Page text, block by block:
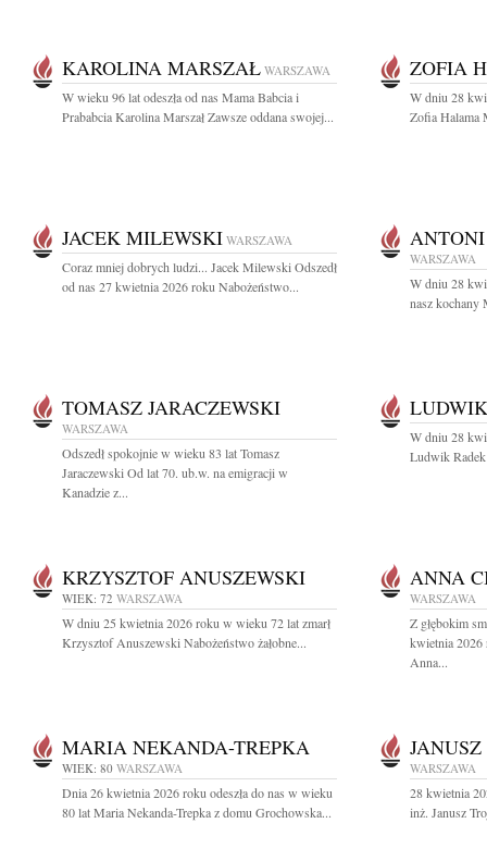
KAROLINA MARSZAŁ WARSZAWA
W wieku 96 lat odeszła od nas Mama Babcia i
Prababcia Karolina Marszał Zawsze oddana swojej...
ZOFIA
W dniu 28
Zofia Halama
JACEK MILEWSKI WARSZAWA
Coraz mniej dobrych ludzi... Jacek Milewski Odszedł
od nas 27 kwietnia 2026 roku Nabożeństwo...
WARSZAWA
W dniu 28
nasz kochany
TOMASZ JARACZEWSKI
WARSZAWA
Odszedł spokojnie w wieku 83 lat Tomasz
Jaraczewski Od lat 70. ub.w. na emigracji w
Kanadzie z...
W dniu 28
Ludwik
KRZYSZTOF ANUSZEWSKI
WIEK: 72 WARSZAWA
W dniu 25 kwietnia 2026 roku w wieku 72 lat zmarł
Krzysztof Anuszewski Nabożeństwo żałobne...
ANNA
WARSZAWA
Z głębokim
kwietnia 2026
Anna...
MARIA NEKANDA-TREPKA
WIEK: 80 WARSZAWA
Dnia 26 kwietnia 2026 roku odeszła do nas w wieku
80 lat Maria Nekanda-Trepka z domu Grochowska...
WARSZAWA
28 kwietnia
inż. Janusz